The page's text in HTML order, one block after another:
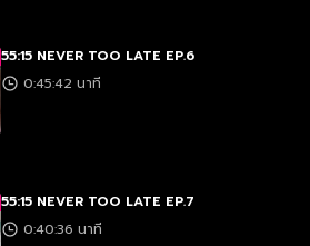
55:15 NEVER TOO LATE EP.6
0:45:42 นาที
55:15 NEVER TOO LATE EP.7
0:40:36 นาที